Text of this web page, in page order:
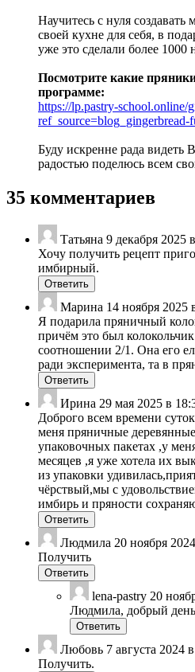
Научитесь с нуля
своей кухне для себя, в
уже это сделали более 1000
Посмотрите какие
программе:
https://lp.pastry-school.online/
ref_source=blog_gingerbread-
Буду искренне рада видеть
радостью поделюсь всем
35 комментариев
Татьяна 9 декабря 2025
Хочу получить рецепт
имбирный.
Ответить
Марина 14 ноября 2025
Я подарила пряничный
причём это был
соотношении 2/1. Она его
ради эксперимента, та в
Ответить
Ирина 29 мая 2025 в
Доброго всем времени
меня пряничные
упаковочных пакетах ,у
месяцев ,я уже хотела их
из упаковки
чёрствый,мы с
имбирь и пряности
Ответить
Людмила 20 ноября
Получить
Ответить
lena-pastry 20
Людмила, добрый
Ответить
Любовь 7 августа 2024
Получить.